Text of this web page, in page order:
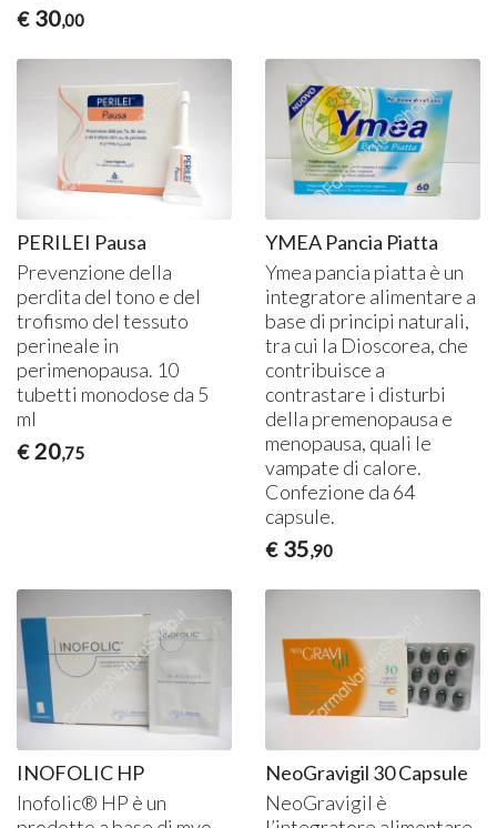
€ 30,00
PERILEI Pausa
Prevenzione della
perdita del tono e del
trofismo del tessuto
perineale in
perimenopausa. 10
tubetti monodose da 5
ml
€ 20,75
YMEA Pancia Piatta
Ymea pancia piatta è un
integratore alimentare a
base di principi naturali,
tra cui la Dioscorea, che
contribuisce a
contrastare i disturbi
della premenopausa e
menopausa, quali le
vampate di calore.
Confezione da 64
capsule.
€ 35,90
INOFOLIC HP
Inofolic® HP è un
NeoGravigil 30 Capsule
NeoGravigil è